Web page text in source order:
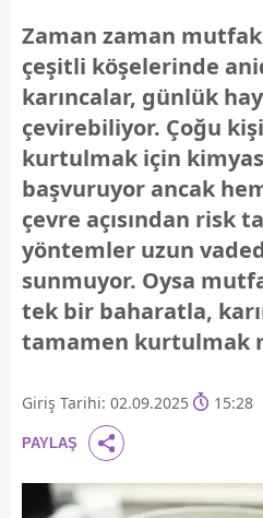
Zaman zaman
çeşitli köşelerinde
karıncalar, günlük
çevirebiliyor. Çoğu
kurtulmak için
başvuruyor ancak
çevre açısından risk
yöntemler uzun
sunmuyor. Oysa
tek bir baharatla,
tamamen kurtulmak
Giriş Tarihi: 02.09.2025 15:28
PAYLAŞ